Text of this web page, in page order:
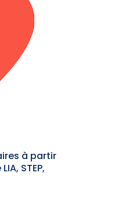
à partir
STEP,